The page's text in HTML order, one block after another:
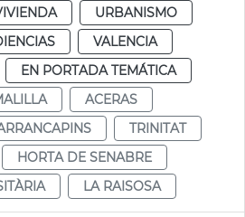
URBANISMO
VALENCIA
EN PORTADA TEMÁTICA
ACERAS
TRINITAT
HORTA DE SENABRE
LA RAISOSA